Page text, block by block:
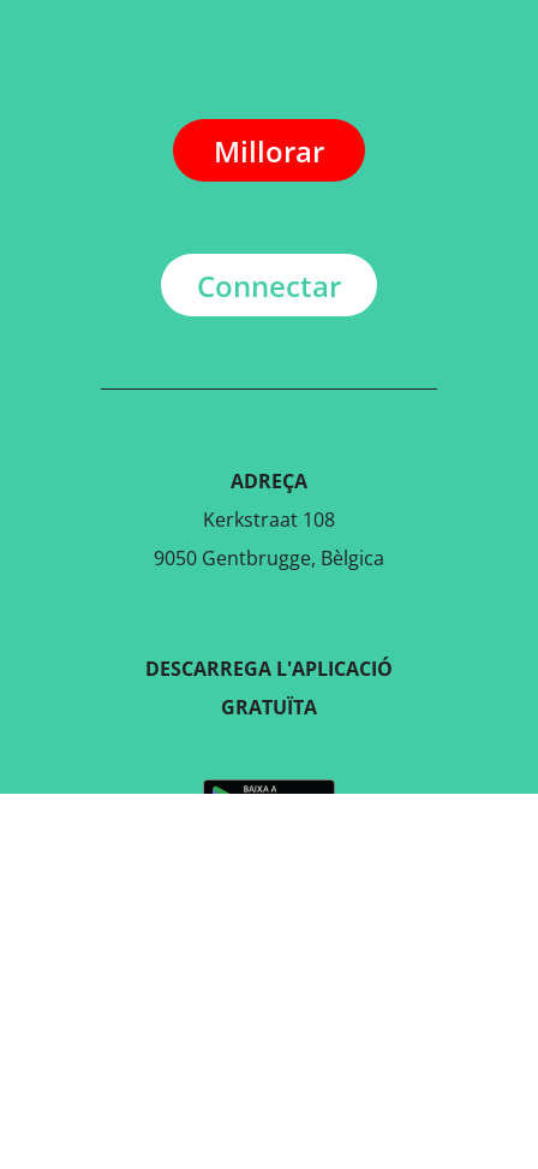
Millorar
Connectar
ADREÇA
Kerkstraat 108
9050 Gentbrugge, Bèlgica
DESCARREGA L'APLICACIÓ
GRATUÏTA